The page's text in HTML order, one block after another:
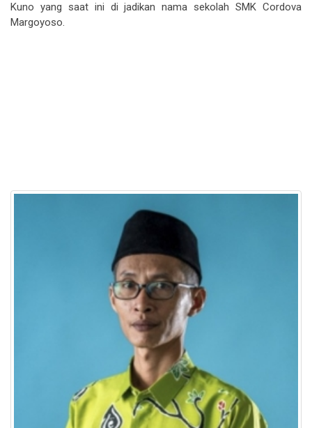
Kuno yang saat ini di jadikan nama sekolah SMK Cordova
Margoyoso.